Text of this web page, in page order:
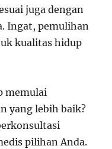
juga dengan
Ingat, pemulihan
kualitas hidup
memulai
yang lebih baik?
pilihan Anda.